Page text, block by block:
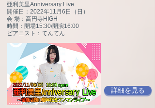
亜利美里Anniversary Live
開催日：2022年11月6日（日）
会 場：高円寺HIGH
時間：開場15:30/開演16:00
ピアニスト：てんてん
詳細を見る